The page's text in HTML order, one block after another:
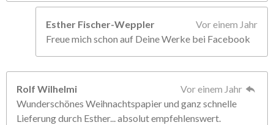
Esther Fischer-Weppler
Vor einem Jahr
Freue mich schon auf Deine Werke bei Facebook
Rolf Wilhelmi
Vor einem Jahr
Wunderschönes Weihnachtspapier und ganz schnelle
Lieferung durch Esther... absolut empfehlenswert.